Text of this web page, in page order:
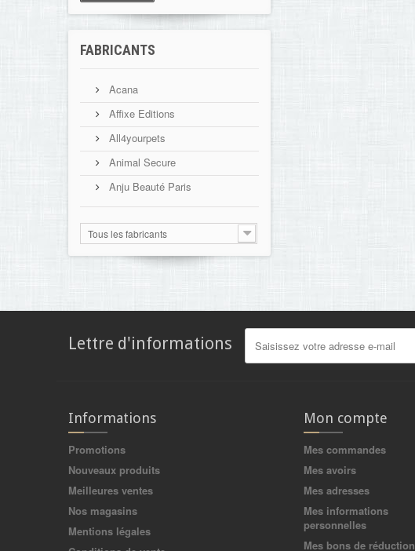
FABRICANTS
Acana
Affixe Editions
All4yourpets
Animal Secure
Anju Beauté Paris
Tous les fabricants
Lettre d'informations
Informations
Promotions
Nouveaux produits
Meilleures ventes
Nos magasins
Mentions légales
Mon compte
Mes commandes
Mes avoirs
Mes adresses
Mes informations
personnelles
Mes bons de réduction